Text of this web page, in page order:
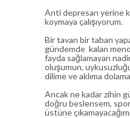
Anti depresan yerine
koymaya çalışıyorum.
Bir tavan bir taban
gündemde kalan
fayda sağlamayan
oluşumun,
dilime ve aklıma
Ancak ne kadar zihin
doğru beslensem,
üstüne